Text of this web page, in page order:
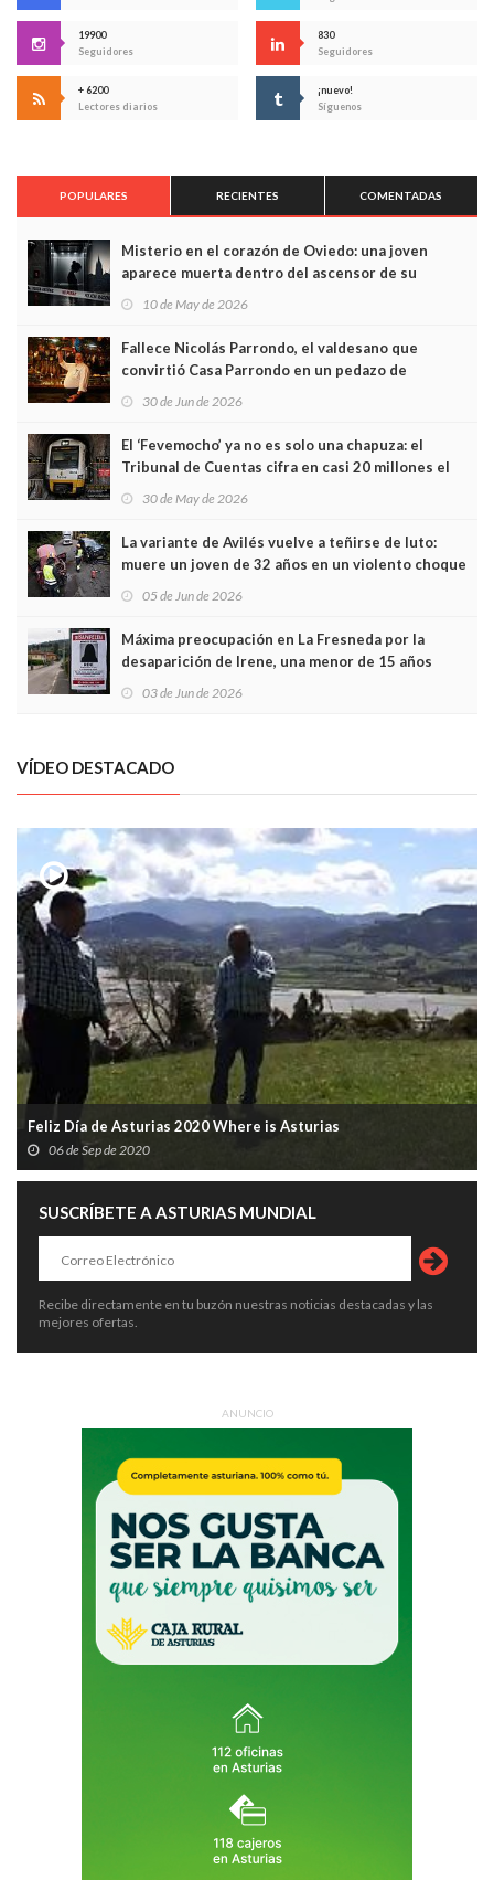
19900
Seguidores
830
Seguidores
+ 6200
Lectores diarios
¡nuevo!
Síguenos
POPULARES RECIENTES COMENTADAS
Misterio en el corazón de Oviedo: una joven
aparece muerta dentro del ascensor de su
edificio y las cámaras captan sus últimos minutos
10 de May de 2026
Fallece Nicolás Parrondo, el valdesano que
convirtió Casa Parrondo en un pedazo de
Asturias en Madrid
30 de Jun de 2026
El ‘Fevemocho’ ya no es solo una chapuza: el
Tribunal de Cuentas cifra en casi 20 millones el
sobrecoste de los trenes que no cabían por los
30 de May de 2026
La variante de Avilés vuelve a teñirse de luto:
muere un joven de 32 años en un violento choque
frontal
05 de Jun de 2026
Máxima preocupación en La Fresneda por la
desaparición de Irene, una menor de 15 años
03 de Jun de 2026
VÍDEO DESTACADO
Feliz Día de Asturias 2020 Where is Asturias
06 de Sep de 2020
SUSCRÍBETE A ASTURIAS MUNDIAL
Recibe directamente en tu buzón nuestras noticias destacadas y las
mejores ofertas.
ANUNCIO